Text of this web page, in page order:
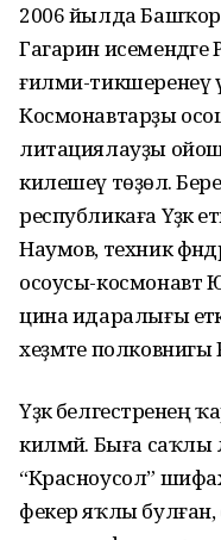
2006 йылда
Гагарин исемендәге
ғилми-тикшеренеү
Космонавтарҙы
литациялауҙы
килешеү төҙөлә.
республикаға Үҙәк
Наумов, техник
осоусы-космонавт
цина идаралығы
хеҙмәте полковнигы
Үҙәк белгестәренең
килмәй. Быға
“Красноусол”
фекер яҡлы булған,